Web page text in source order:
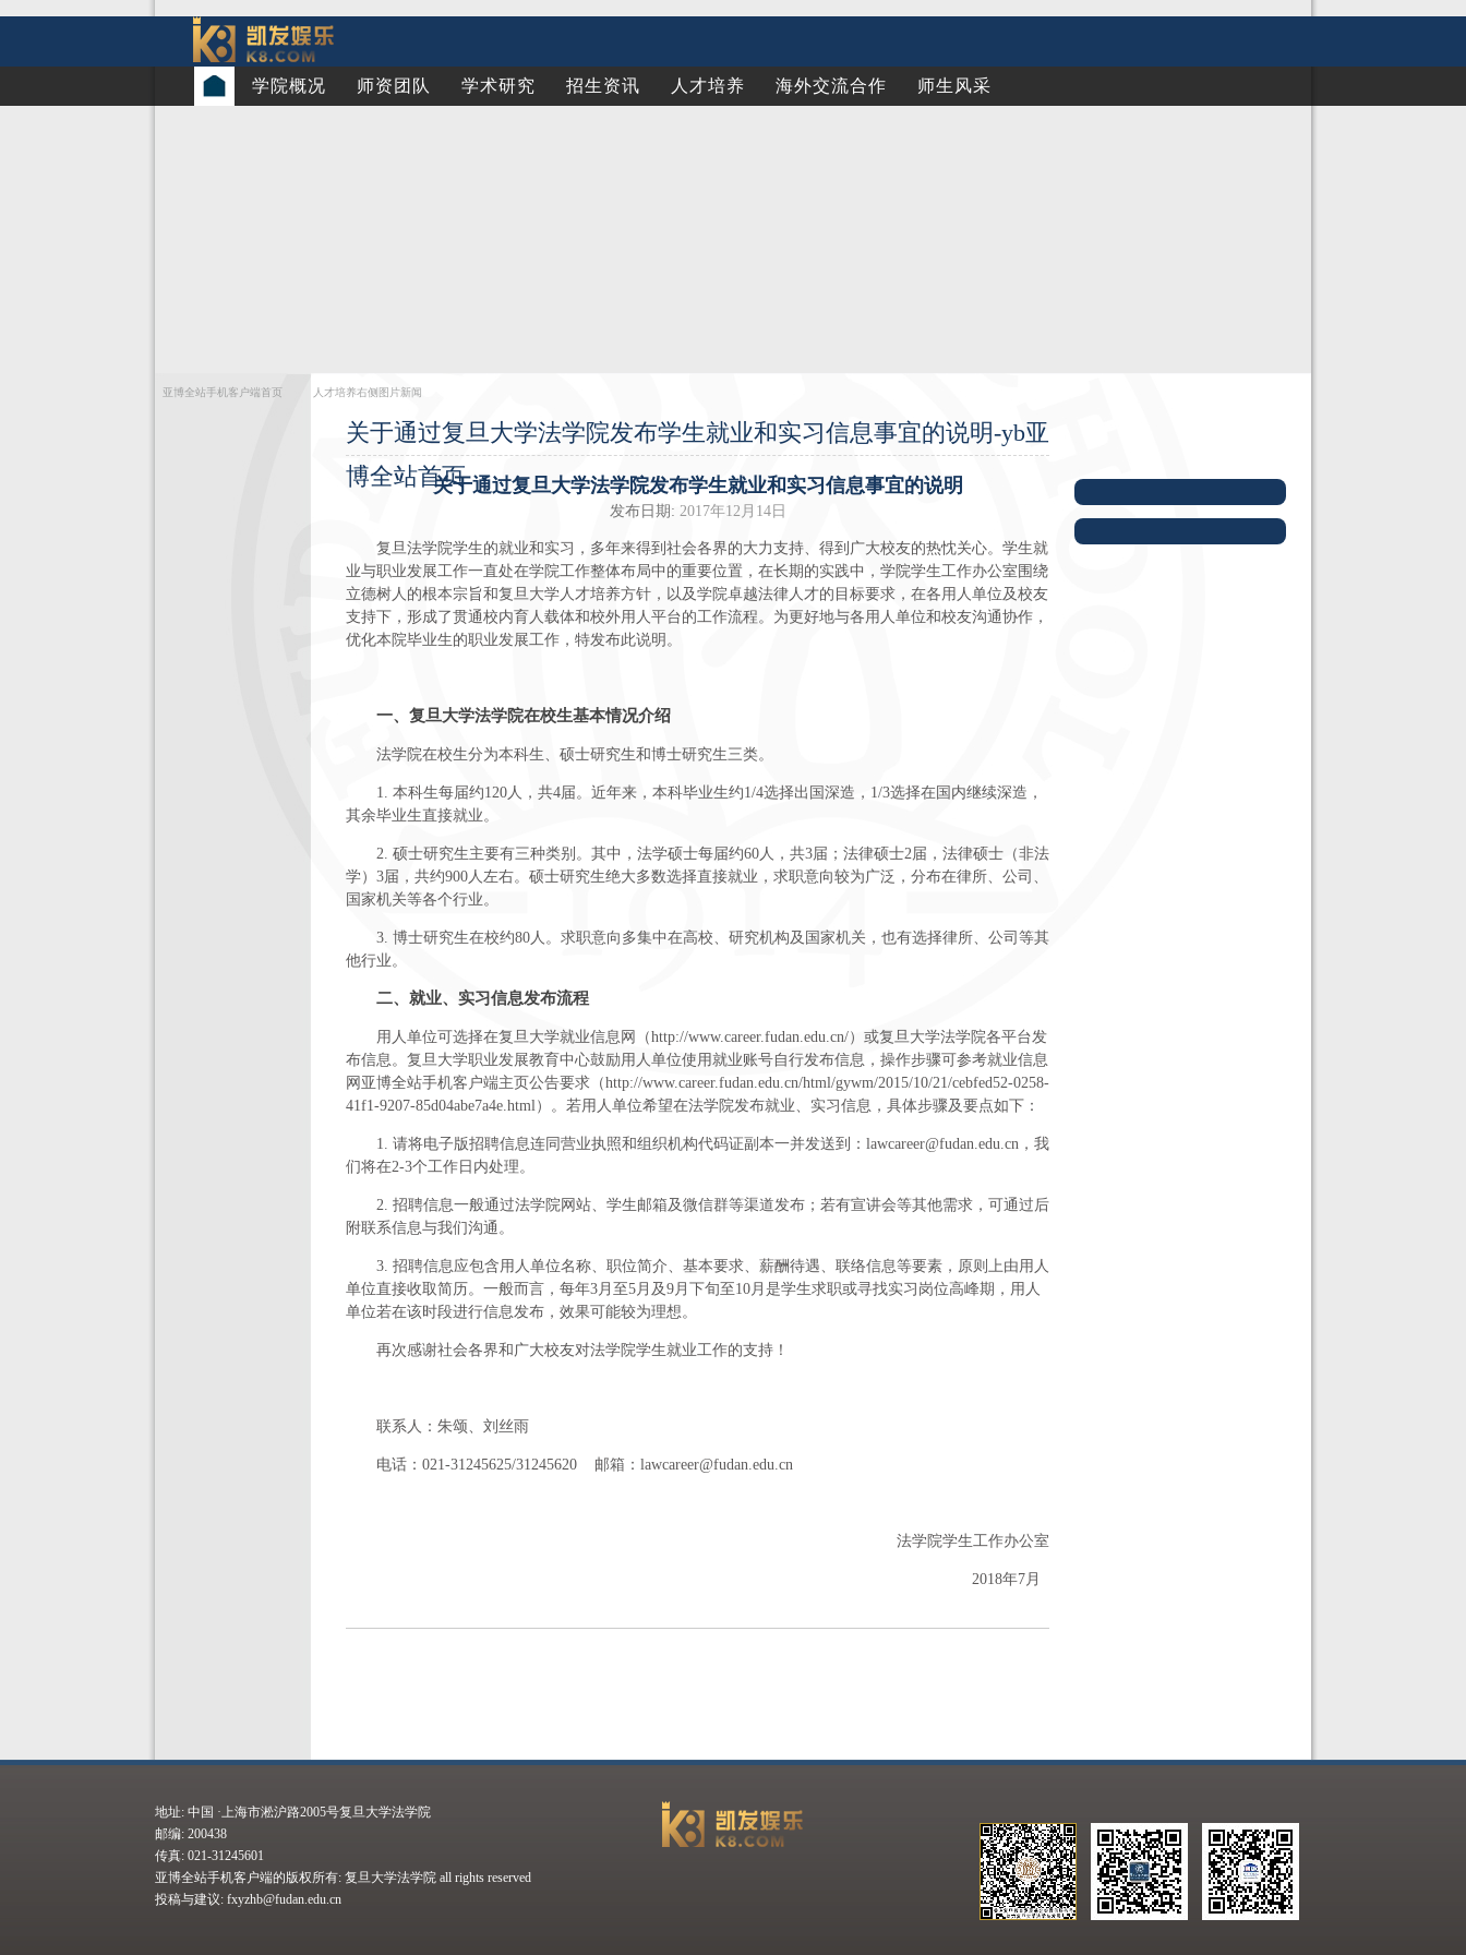
学院概况 师资团队 学术研究 招生资讯 人才培养 海外交流合作 师生风采
亚博全站手机客户端首页 人才培养右侧图片新闻
关于通过复旦大学法学院发布学生就业和实习信息事宜的说明-yb亚
博全站首页关于通过复旦大学法学院发布学生就业和实习信息事宜的说明
发布日期: 2017年12月14日
复旦法学院学生的就业和实习，多年来得到社会各界的大力支持、得到广大校友的热忱关心。学生就
业与职业发展工作一直处在学院工作整体布局中的重要位置，在长期的实践中，学院学生工作办公室围绕
立德树人的根本宗旨和复旦大学人才培养方针，以及学院卓越法律人才的目标要求，在各用人单位及校友
支持下，形成了贯通校内育人载体和校外用人平台的工作流程。为更好地与各用人单位和校友沟通协作，
优化本院毕业生的职业发展工作，特发布此说明。
一、复旦大学法学院在校生基本情况介绍
法学院在校生分为本科生、硕士研究生和博士研究生三类。
1. 本科生每届约120人，共4届。近年来，本科毕业生约1/4选择出国深造，1/3选择在国内继续深造，
其余毕业生直接就业。
2. 硕士研究生主要有三种类别。其中，法学硕士每届约60人，共3届；法律硕士2届，法律硕士（非法
学）3届，共约900人左右。硕士研究生绝大多数选择直接就业，求职意向较为广泛，分布在律所、公司、
国家机关等各个行业。
3. 博士研究生在校约80人。求职意向多集中在高校、研究机构及国家机关，也有选择律所、公司等其
他行业。
二、就业、实习信息发布流程
用人单位可选择在复旦大学就业信息网（http://www.career.fudan.edu.cn/）或复旦大学法学院各平台发
布信息。复旦大学职业发展教育中心鼓励用人单位使用就业账号自行发布信息，操作步骤可参考就业信息
网亚博全站手机客户端主页公告要求（http://www.career.fudan.edu.cn/html/gywm/2015/10/21/cebfed52-0258-
41f1-9207-85d04abe7a4e.html）。若用人单位希望在法学院发布就业、实习信息，具体步骤及要点如下：
1. 请将电子版招聘信息连同营业执照和组织机构代码证副本一并发送到： lawcareer@fudan.edu.cn ，我
们将在2-3个工作日内处理。
2. 招聘信息一般通过法学院网站、学生邮箱及微信群等渠道发布；若有宣讲会等其他需求，可通过后
附联系信息与我们沟通。
3. 招聘信息应包含用人单位名称、职位简介、基本要求、薪酬待遇、联络信息等要素，原则上由用人
单位直接收取简历。一般而言，每年3月至5月及9月下旬至10月是学生求职或寻找实习岗位高峰期，用人
单位若在该时段进行信息发布，效果可能较为理想。
再次感谢社会各界和广大校友对法学院学生就业工作的支持！
联系人：朱颂、刘丝雨
电话：021-31245625/31245620 邮箱： lawcareer@fudan.edu.cn
法学院学生工作办公室
2018年7月
地址: 中国 ·上海市淞沪路2005号复旦大学法学院
邮编: 200438
传真: 021-31245601
亚博全站手机客户端的版权所有: 复旦大学法学院 all rights reserved
投稿与建议: fxyzhb@fudan.edu.cn